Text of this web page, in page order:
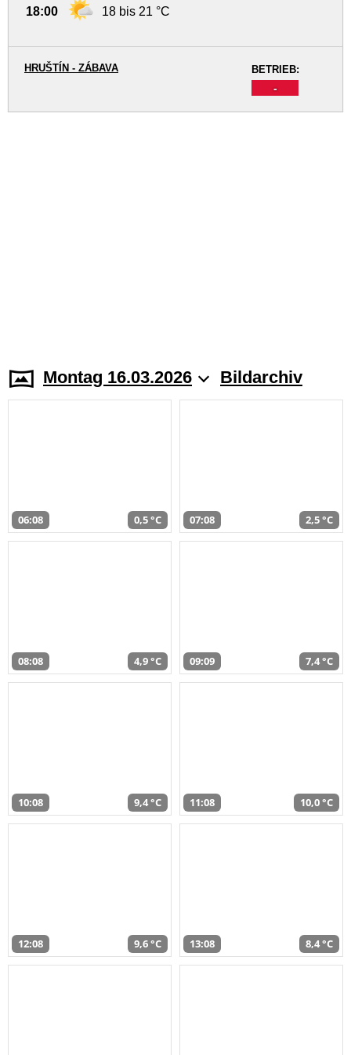
18:00 18 bis 21 °C
BETRIEB:
-
HRUŠTÍN - ZÁBAVA
Montag 16.03.2026 Bildarchiv
06:08 0,5 °C 07:08 2,5 °C
08:08 4,9 °C 09:09 7,4 °C
10:08 9,4 °C 11:08 10,0 °C
12:08 9,6 °C 13:08 8,4 °C